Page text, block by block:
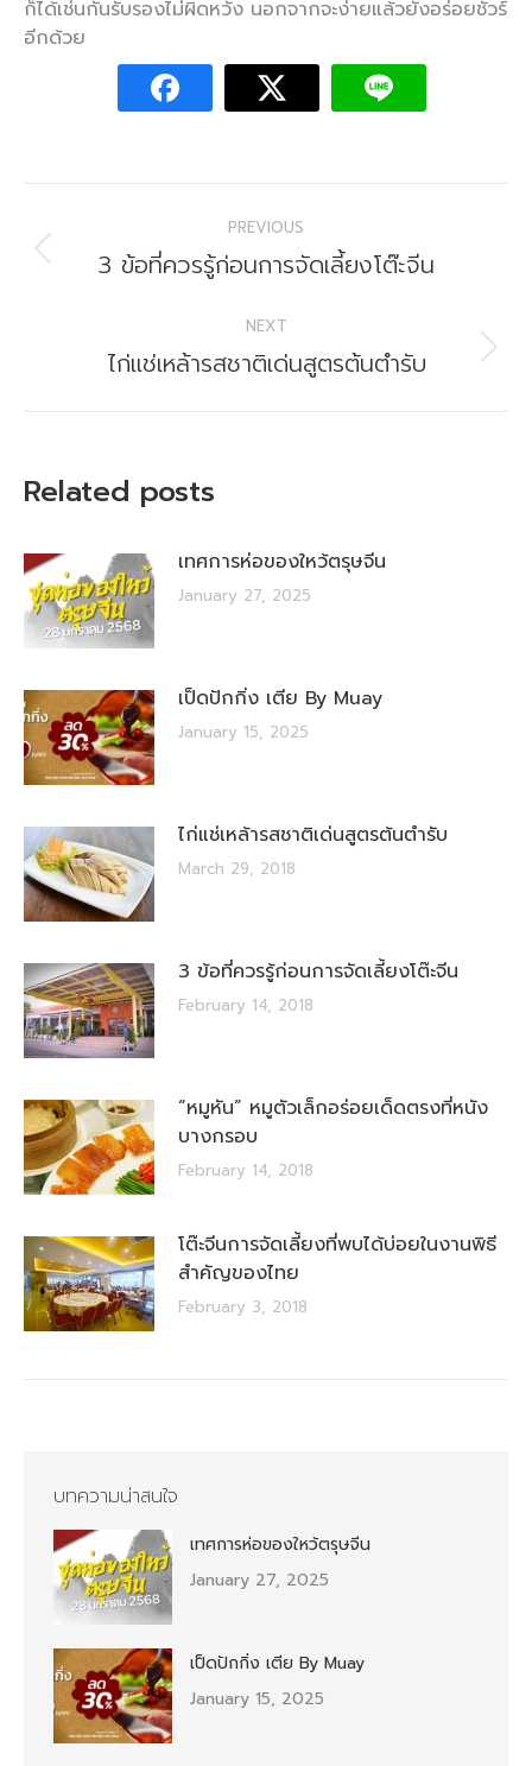
ก็ได้เช่นกันรับรองไม่ผิดหวัง นอกจากจะง่ายแล้วยังอร่อยชัวร์
อีกด้วย
navigation
PREVIOUS
Previous
3 ข้อที่ควรรู้ก่อนการจัดเลี้ยงโต๊ะจีน
NEXT
Next
ไก่แช่เหล้ารสชาติเด่นสูตรต้นตำรับ
Related posts
เทศการห่อของใหว้ตรุษจีน
January 27, 2025
เป็ดปักกิ่ง เตีย By Muay
January 15, 2025
ไก่แช่เหล้ารสชาติเด่นสูตรต้นตำรับ
March 29, 2018
3 ข้อที่ควรรู้ก่อนการจัดเลี้ยงโต๊ะจีน
February 14, 2018
“หมูหัน” หมูตัวเล็กอร่อยเด็ดตรงที่หนัง
บางกรอบ
February 14, 2018
โต๊ะจีนการจัดเลี้ยงที่พบได้บ่อยในงานพิธี
สำคัญของไทย
February 3, 2018
บทความน่าสนใจ
เทศการห่อของใหว้ตรุษจีน
January 27, 2025
เป็ดปักกิ่ง เตีย By Muay
January 15, 2025